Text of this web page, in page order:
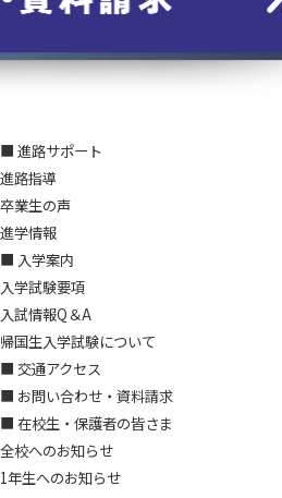
■ 進路サポート
進路指導
卒業生の声
進学情報
■ 入学案内
入学試験要項
入試情報Q＆A
帰国生入学試験について
■ 交通アクセス
■ お問い合わせ・資料請求
■ 在校生・保護者の皆さま
全校へのお知らせ
1年生へのお知らせ